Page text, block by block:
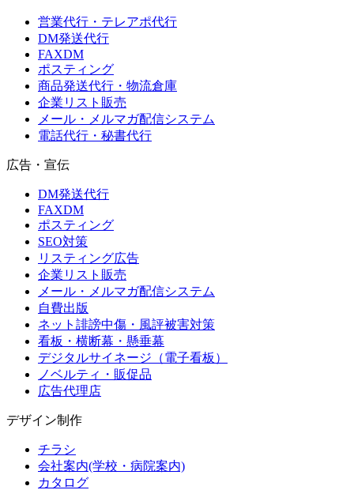
営業代行・テレアポ代行
DM発送代行
FAXDM
ポスティング
商品発送代行・物流倉庫
企業リスト販売
メール・メルマガ配信システム
電話代行・秘書代行
広告・宣伝
DM発送代行
FAXDM
ポスティング
SEO対策
リスティング広告
企業リスト販売
メール・メルマガ配信システム
自費出版
ネット誹謗中傷・風評被害対策
看板・横断幕・懸垂幕
デジタルサイネージ（電子看板）
ノベルティ・販促品
広告代理店
デザイン制作
チラシ
会社案内(学校・病院案内)
カタログ